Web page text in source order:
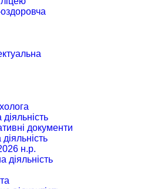
діяльність
документи
н.р.
діяльність